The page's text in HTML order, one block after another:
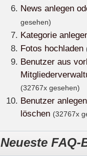
News anlegen
gesehen)
Kategorie
Fotos hochladen
Benutzer aus
(32767x gesehen)
Benutzer
löschen (32767x
Neueste FAQ-